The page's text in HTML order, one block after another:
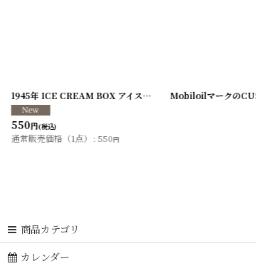
9] 1945年 ICE CREAM BOX アイスクリームボックス 第二次世界大戦 軍物
550円(税込)
通常販売価格（1点） : 550円
商品カテゴリ
カレンダー